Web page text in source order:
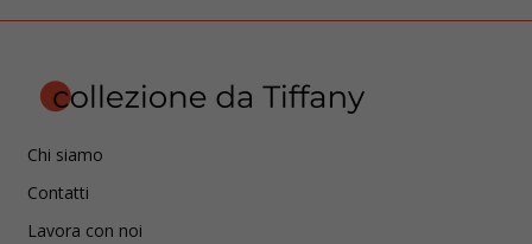
Chi siamo
Contatti
Lavora con noi